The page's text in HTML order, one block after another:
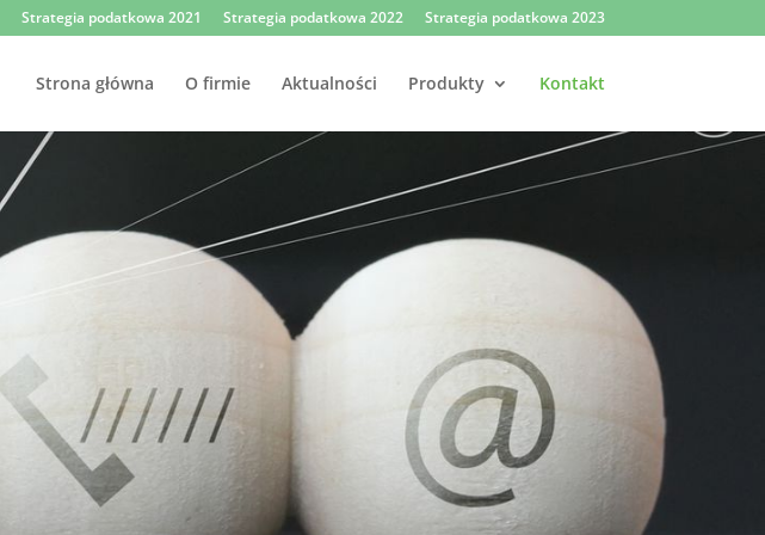
Strategia podatkowa 2021 Strategia podatkowa 2022 Strategia podatkowa 2023
Strona główna O firmie Aktualności Produkty Kontakt